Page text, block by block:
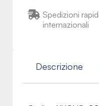
Spedizioni
internazionali
Descrizione